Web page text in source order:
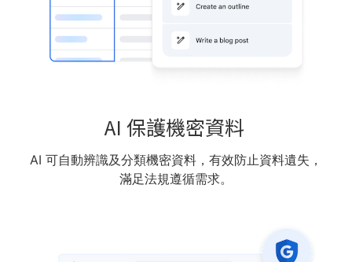
AI 保護機密資料
AI 可自動辨識及分類機密資料，有效防止資料遺失，
滿足法規遵循需求。